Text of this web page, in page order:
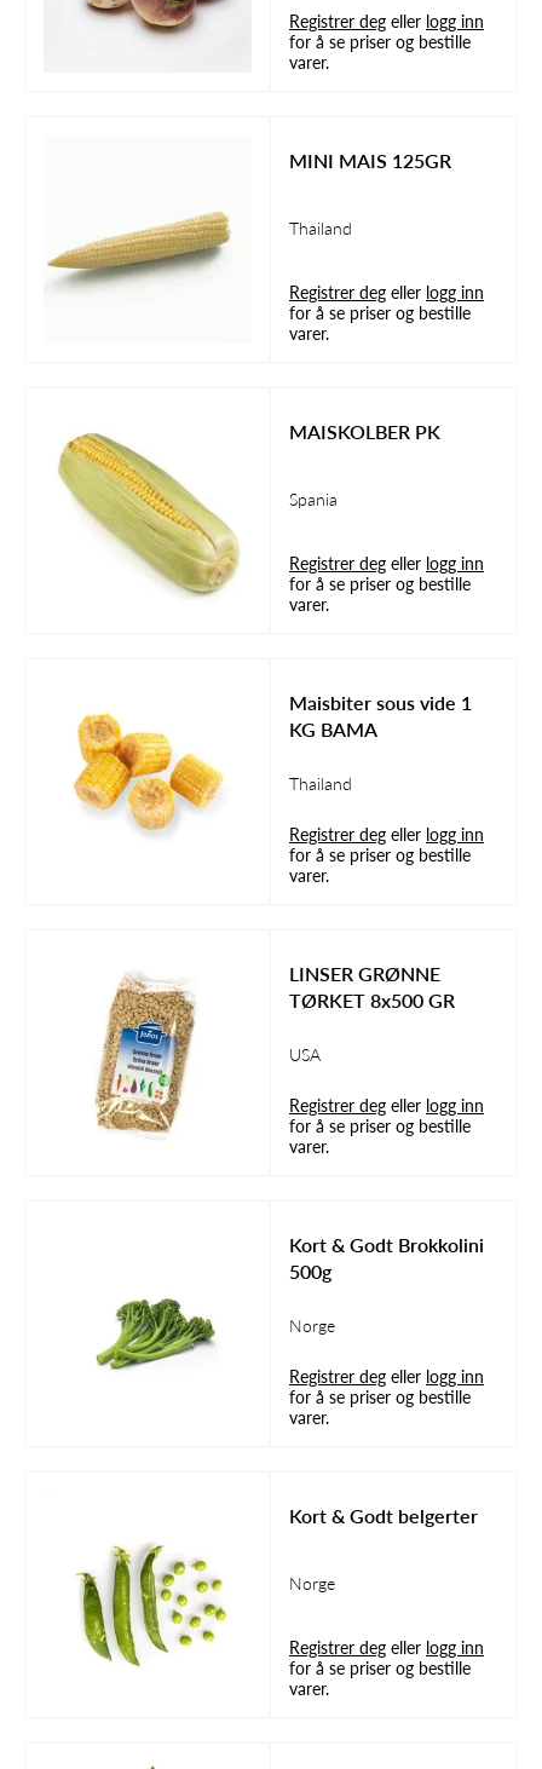
Registrer deg eller logg inn
for å se priser og bestille
varer.
MINI MAIS 125GR
Thailand
Registrer deg eller logg inn
for å se priser og bestille
varer.
MAISKOLBER PK
Spania
Registrer deg eller logg inn
for å se priser og bestille
varer.
Maisbiter sous vide 1
KG BAMA
Thailand
Registrer deg eller logg inn
for å se priser og bestille
varer.
LINSER GRØNNE
TØRKET 8x500 GR
USA
Registrer deg eller logg inn
for å se priser og bestille
varer.
Kort & Godt Brokkolini
500g
Norge
Registrer deg eller logg inn
for å se priser og bestille
varer.
Kort & Godt belgerter
Norge
Registrer deg eller logg inn
for å se priser og bestille
varer.